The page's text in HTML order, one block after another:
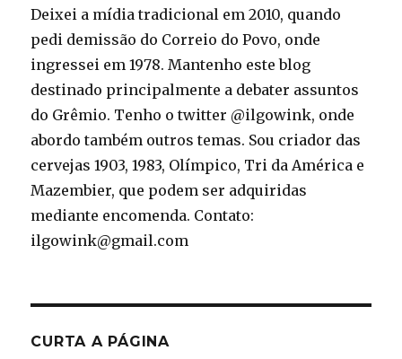
Deixei a mídia tradicional em 2010, quando
pedi demissão do Correio do Povo, onde
ingressei em 1978. Mantenho este blog
destinado principalmente a debater assuntos
do Grêmio. Tenho o twitter @ilgowink, onde
abordo também outros temas. Sou criador das
cervejas 1903, 1983, Olímpico, Tri da América e
Mazembier, que podem ser adquiridas
mediante encomenda. Contato:
ilgowink@gmail.com
CURTA A PÁGINA